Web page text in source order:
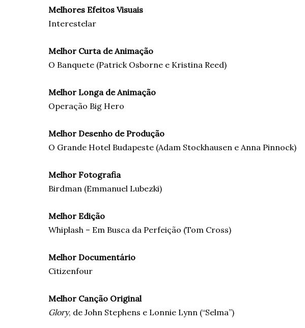
Melhores Efeitos Visuais
Interestelar
Melhor Curta de Animação
O Banquete (Patrick Osborne e Kristina Reed)
Melhor Longa de Animação
Operação Big Hero
Melhor Desenho de Produção
O Grande Hotel Budapeste (Adam Stockhausen e Anna Pinnock)
Melhor Fotografia
Birdman (Emmanuel Lubezki)
Melhor Edição
Whiplash – Em Busca da Perfeição (Tom Cross)
Melhor Documentário
Citizenfour
Melhor Canção Original
Glory, de John Stephens e Lonnie Lynn (“Selma”)